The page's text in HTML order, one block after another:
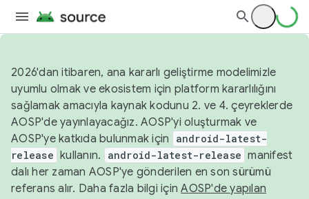
2026'dan itibaren, ana kararlı geliştirme modelimizle
uyumlu olmak ve ekosistem için platform kararlılığını
sağlamak amacıyla kaynak kodunu 2. ve 4. çeyreklerde
AOSP'de yayınlayacağız. AOSP'yi oluşturmak ve
AOSP'ye katkıda bulunmak için
android-latest-
release kullanın. android-latest-release manifest
dalı her zaman AOSP'ye gönderilen en son sürümü
referans alır. Daha fazla bilgi içinAOSP'de yapılan